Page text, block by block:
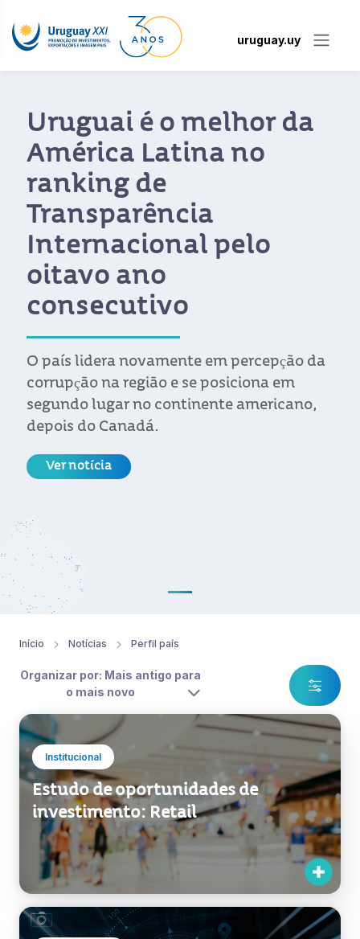
uruguay.uy
Uruguai é o melhor da
América Latina no
ranking de
Transparência
Internacional pelo
oitavo ano
consecutivo
O país lidera novamente em percepção da
corrupção na região e se posiciona em
segundo lugar no continente americano,
depois do Canadá.
Ver notícia
Início Notícias Perfil país
Organizar por: Mais antigo para
o mais novo
Institucional
Estudo de oportunidades de
investimento: Retail